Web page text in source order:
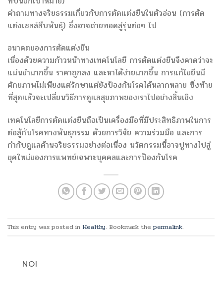
คำถามทางจริยธรรมเกี่ยวกับการตัดแต่งยีนในตัวอ่อน (การตัด
แต่งเซลล์สืบพันธุ์) ซึ่งอาจถ่ายทอดสู่รุ่นต่อๆ ไป
อนาคตของการตัดแต่งยีน
เนื่องด้วยความก้าวหน้าทางเทคโนโลยี การตัดแต่งยีนจึงคาดว่าจะ
แม่นยำมากขึ้น ราคาถูกลง และหาได้ง่ายมากขึ้น การแก้ไขยีนมี
ศักยภาพไม่เพียงแต่รักษาแต่ยังป้องกันโรคได้หลากหลาย ซึ่งท้าย
ที่สุดแล้วจะเปลี่ยนวิธีการดูแลสุขภาพของเราไปอย่างสิ้นเชิง
เทคโนโลยีการตัดแต่งยีนถือเป็นเครื่องมือที่มีประสิทธิภาพในการ
ต่อสู้กับโรคทางพันธุกรรม ด้วยการวิจัย ความร่วมมือ และการ
กำกับดูแลด้านจริยธรรมอย่างต่อเนื่อง นวัตกรรมนี้อาจปูทางไปสู่
ยุคใหม่ของการแพทย์เฉพาะบุคคลและการป้องกันโรค
This entry was posted in Healthy. Bookmark the permalink.
NOI